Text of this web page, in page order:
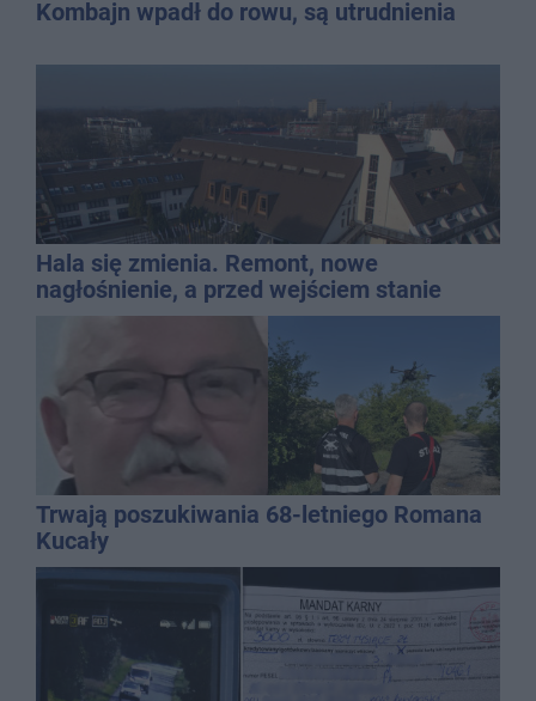
Kombajn wpadł do rowu, są utrudnienia
Hala się zmienia. Remont, nowe
nagłośnienie, a przed wejściem stanie
QEMETICA ARENA
Trwają poszukiwania 68-letniego Romana
Kucały